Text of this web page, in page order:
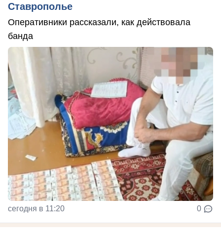
Ставрополье
Оперативники рассказали, как действовала
банда
сегодня в 11:20 0